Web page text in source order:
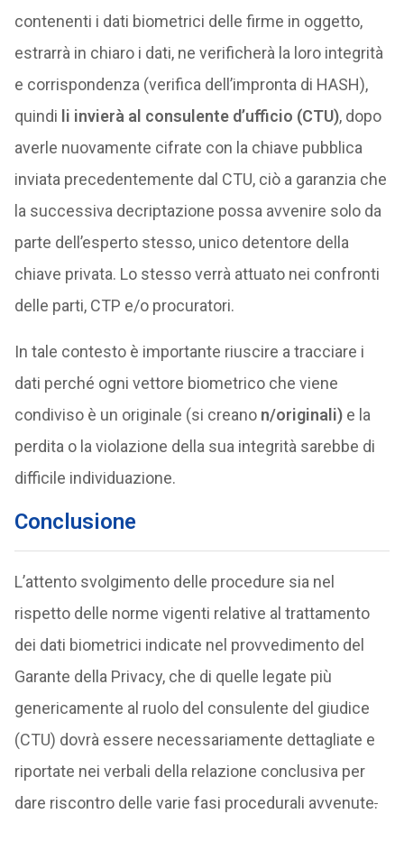
contenenti i dati biometrici delle firme in oggetto,
estrarrà in chiaro i dati, ne verificherà la loro integrità
e corrispondenza (verifica dell’impronta di HASH),
quindi li invierà al consulente d’ufficio (CTU), dopo
averle nuovamente cifrate con la chiave pubblica
inviata precedentemente dal CTU, ciò a garanzia che
la successiva decriptazione possa avvenire solo da
parte dell’esperto stesso, unico detentore della
chiave privata. Lo stesso verrà attuato nei confronti
delle parti, CTP e/o procuratori.
In tale contesto è importante riuscire a tracciare i
dati perché ogni vettore biometrico che viene
condiviso è un originale (si creano n/originali)e la
perdita o la violazione della sua integrità sarebbe di
difficile individuazione.
Conclusione
L’attento svolgimento delle procedure sia nel
rispetto delle norme vigenti relative al trattamento
dei dati biometrici indicate nel provvedimento del
Garante della Privacy, che di quelle legate più
genericamente al ruolo del consulente del giudice
(CTU) dovrà essere necessariamente dettagliate e
riportate nei verbali della relazione conclusiva per
dare riscontro delle varie fasi procedurali avvenute.